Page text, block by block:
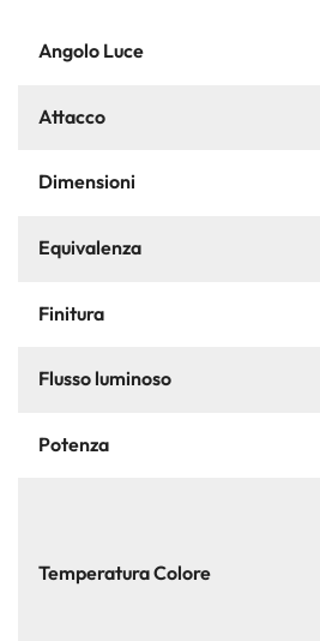
Angolo Luce
Attacco
Dimensioni
Equivalenza
Finitura
Flusso luminoso
Potenza
Temperatura Colore